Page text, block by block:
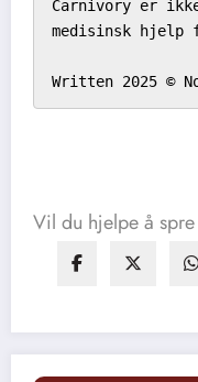
Carnivory er
medisinsk hjelp
Written 2025 ©
Vil du hjelpe å